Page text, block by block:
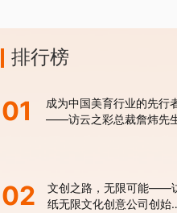
排行榜
01
成为中国美育行业的先行
——访云之彩总裁詹炜先
02
文创之路，无限可能——
纸无限文化创意公司创始